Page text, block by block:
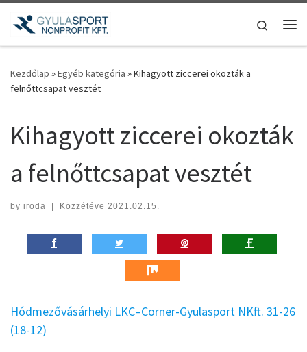
Teljes tartalom megjelenítése
Search
Kezdőlap »Egyéb kategória »Kihagyott ziccerei okozták a
felnőttcsapat vesztét
Kihagyott ziccerei okozták
a felnőttcsapat vesztét
by iroda | Közzétéve 2021.02.15.
Hódmezővásárhelyi LKC–Corner-Gyulasport NKft. 31-26
(18-12)